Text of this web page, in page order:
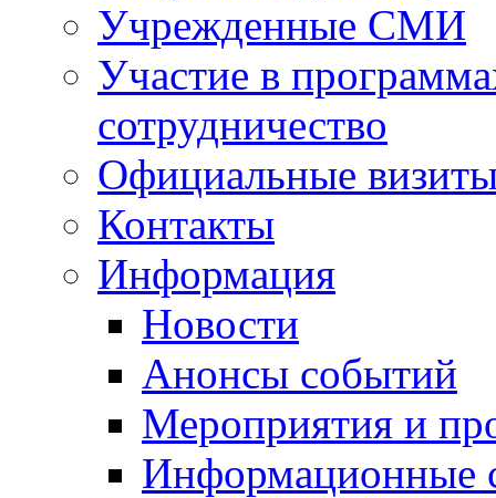
Учрежденные СМИ
Участие в
сотрудничество
Официальные
Контакты
Информация
Новости
Анонсы событий
Мероприятия и
Информационные